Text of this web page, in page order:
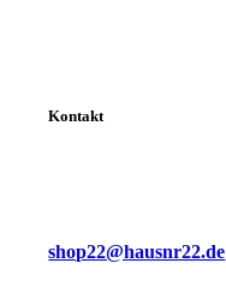
Kontakt
shop22@hausnr22.de